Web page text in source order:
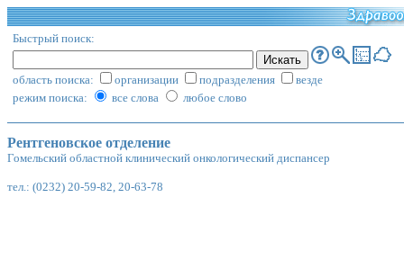
Быстрый поиск:
область поиска: организации подразделения
везде
режим поиска:
все слова любое слово
Рентгеновское отделение
Гомельский областной клинический онкологический диспансер
тел.: (0232) 20-59-82, 20-63-78